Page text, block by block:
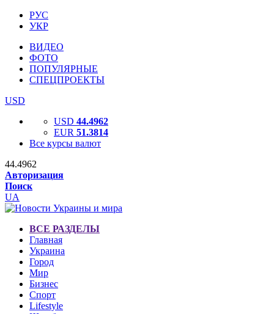
РУС
УКР
ВИДЕО
ФОТО
ПОПУЛЯРНЫЕ
СПЕЦПРОЕКТЫ
USD
USD 44.4962
EUR 51.3814
Все курсы валют
44.4962
Авторизация
Поиск
UA
ВСЕ РАЗДЕЛЫ
Главная
Украина
Город
Мир
Бизнес
Спорт
Lifestyle